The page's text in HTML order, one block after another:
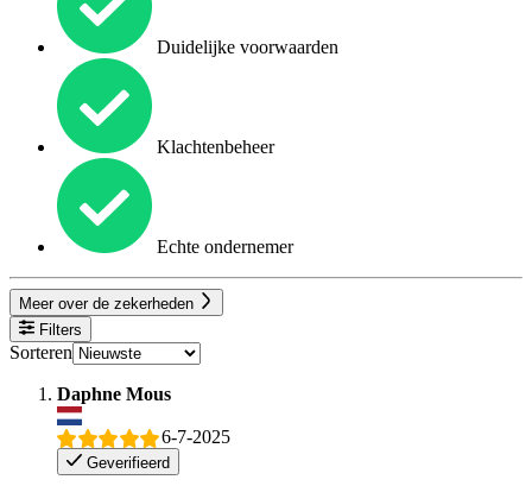
Duidelijke voorwaarden
Klachtenbeheer
Echte ondernemer
Meer over de zekerheden
Filters
Sorteren
Daphne Mous
6-7-2025
Geverifieerd